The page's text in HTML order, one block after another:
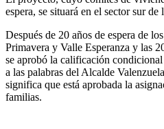
espera, se situará en el sector sur de
Después de 20 años de espera de
Primavera y Valle Esperanza y las
se aprobó la calificación
a las palabras del Alcalde
significa que está aprobada la
familias.